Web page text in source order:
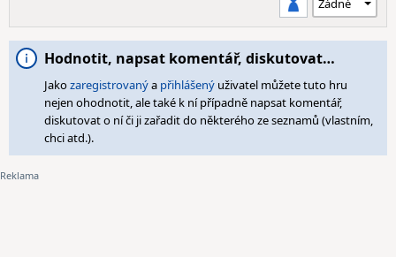
Hodnotit, napsat komentář, diskutovat…
Jakozaregistrovanýa přihlášený uživatel můžete tuto hru
nejen ohodnotit, ale také k ní případně napsat komentář,
diskutovat o ní či ji zařadit do některého ze seznamů (vlastním,
chci atd.).